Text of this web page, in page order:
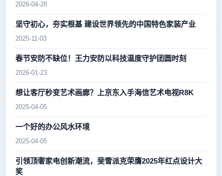
2026-04-28
坚守初心，夯实根基 建设世界领先的中国特色家装产业
2025-11-03
春节安防不缺位！王力安防以科技温度守护团圆时刻
2026-01-23
想让客厅秒变艺术画廊？上京东入手海信艺术电视R8K
2025-04-05
一个好的办公风水环境
2025-04-05
引领顶奢家电创新潮流，斐雪派克荣膺2025年红点设计大
奖